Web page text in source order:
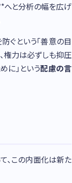
へと分析の幅を広げ
ぐという「善意の目
権力は必ずしも抑圧
に」という配慮の言
、この内面化は新た